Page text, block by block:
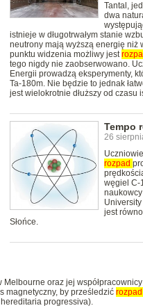
Tantal,
dwa
istnieje w długotrwałym stanie
neutrony mają wyższą energię niż
punktu widzenia możliwy jest
tego nigdy nie zaobserwowano.
Energii prowadzą eksperymenty,
Ta-180m. Nie będzie to jednak
jest wielokrotnie dłuższy od czasu
Tempo
26
rozpad
węgiel C-
jest
Słońce.
oraz jej
magnetyczny, by prześledzić rozpad
progressiva).